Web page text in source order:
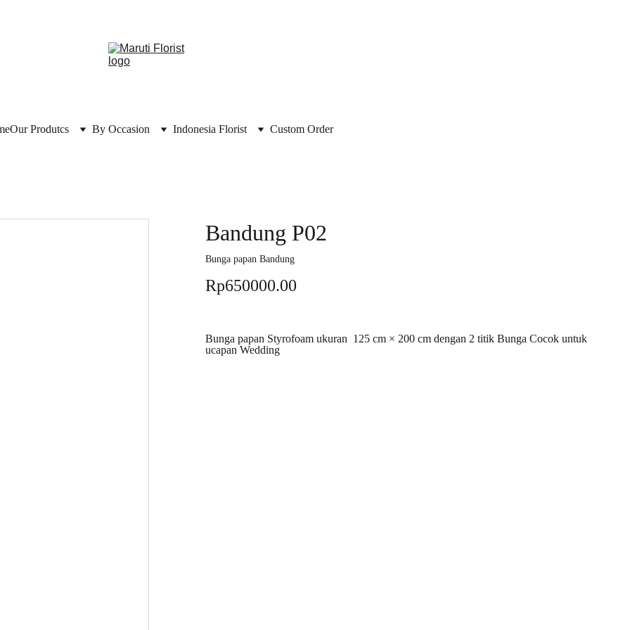
Our Produtcs By Occasion Indonesia Florist Custom Order
Bandung P02
Bunga papan Bandung
Rp650000.00
Bunga papan Styrofoam ukuran 125 cm × 200 cm dengan 2 titik Bunga Cocok untuk
ucapan Wedding